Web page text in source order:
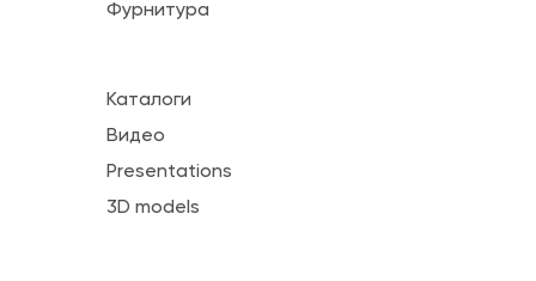
Фурнитура
Каталоги
Видео
Presentations
3D models